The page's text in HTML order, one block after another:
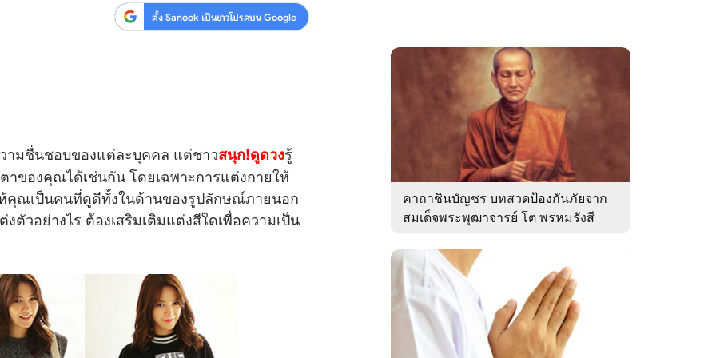
ตั้ง Sanook เป็นข่าวโปรดบน Google
ามชื่นชอบของแต่ละบุคคล แต่ชาวสนุก!ดูดวงรู้
าของคุณได้เช่นกัน โดยเฉพาะการแต่งกายให้
คุณเป็นคนที่ดูดีทั้งในด้านของรูปลักษณ์ภายนอก
ตัวอย่างไร ต้องเสริมเติมแต่งสีใดเพื่อความเป็น
คาถาชินบัญชร บทสวดป้องกันภัยจาก
สมเด็จพระพุฒาจารย์ โต พรหมรังสี